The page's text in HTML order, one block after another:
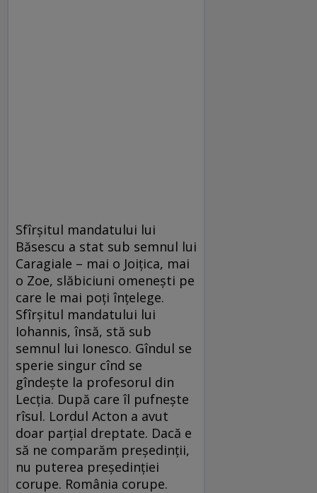
Sfîrșitul mandatului lui
Băsescu a stat sub semnul lui
Caragiale – mai o Joițica, mai
o Zoe, slăbiciuni omenești pe
care le mai poți înțelege.
Sfîrșitul mandatului lui
Iohannis, însă, stă sub
semnul lui Ionesco. Gîndul se
sperie singur cînd se
gîndește la profesorul din
Lecția. După care îl pufnește
rîsul. Lordul Acton a avut
doar parțial dreptate. Dacă e
să ne comparăm președinții,
nu puterea președinției
corupe. România corupe.